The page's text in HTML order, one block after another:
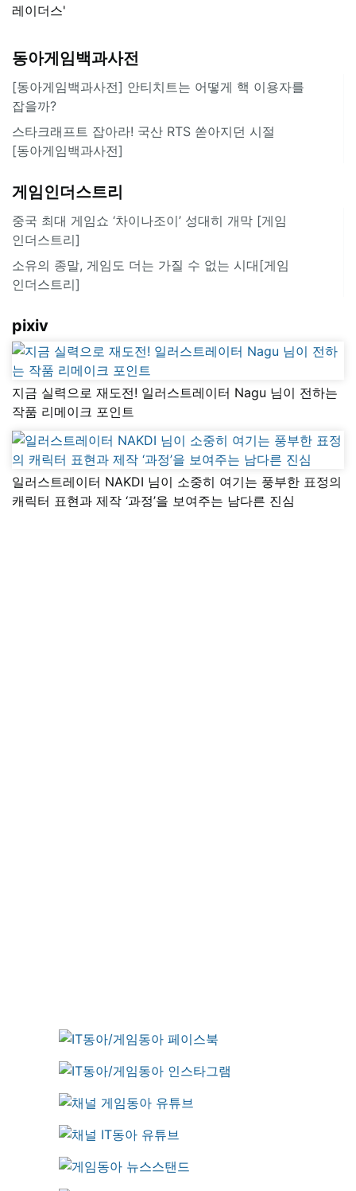
레이더스'
동아게임백과사전
[동아게임백과사전] 안티치트는 어떻게 핵 이용자를
잡을까?
스타크래프트 잡아라! 국산 RTS 쏟아지던 시절
[동아게임백과사전]
게임인더스트리
중국 최대 게임쇼 ‘차이나조이’ 성대히 개막 [게임
인더스트리]
소유의 종말, 게임도 더는 가질 수 없는 시대[게임
인더스트리]
pixiv
지금 실력으로 재도전! 일러스트레이터 Nagu 님이 전하는
작품 리메이크 포인트
일러스트레이터 NAKDI 님이 소중히 여기는 풍부한 표정의
캐릭터 표현과 제작 ‘과정’을 보여주는 남다른 진심